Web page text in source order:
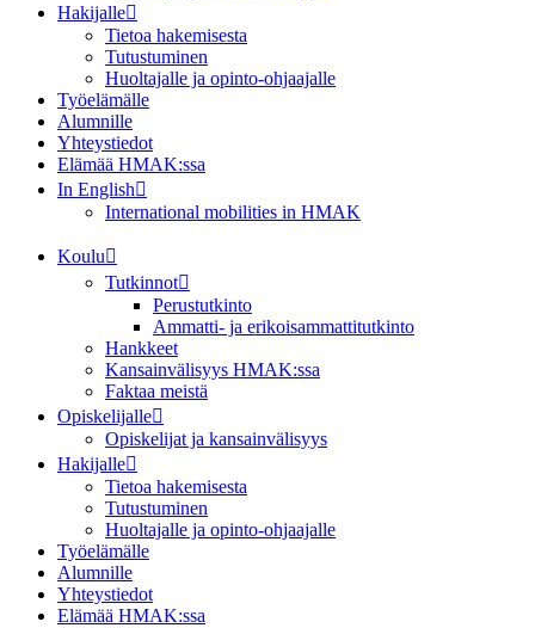
Hakijalle
Tietoa hakemisesta
Tutustuminen
Huoltajalle ja opinto-ohjaajalle
Työelämälle
Alumnille
Yhteystiedot
Elämää HMAK:ssa
In English
International mobilities in HMAK
Koulu
Tutkinnot
Perustutkinto
Ammatti- ja erikoisammattitutkinto
Hankkeet
Kansainvälisyys HMAK:ssa
Faktaa meistä
Opiskelijalle
Opiskelijat ja kansainvälisyys
Hakijalle
Tietoa hakemisesta
Tutustuminen
Huoltajalle ja opinto-ohjaajalle
Työelämälle
Alumnille
Yhteystiedot
Elämää HMAK:ssa